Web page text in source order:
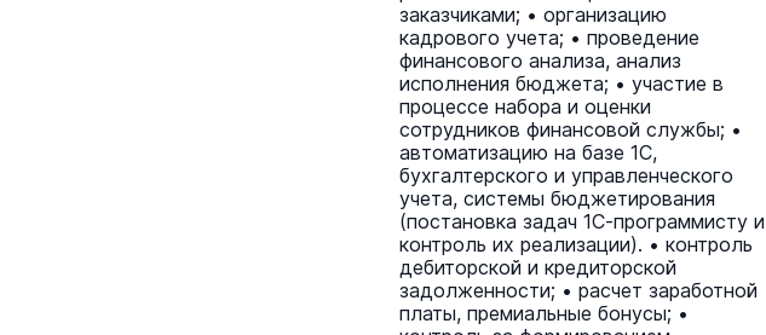
заказчиками; • организацию
кадрового учета; • проведение
финансового анализа, анализ
исполнения бюджета; • участие в
процессе набора и оценки
сотрудников финансовой службы; •
автоматизацию на базе 1С,
бухгалтерского и управленческого
учета, системы бюджетирования
(постановка задач 1С-программисту и
контроль их реализации). • контроль
дебиторской и кредиторской
задолженности; • расчет заработной
платы, премиальные бонусы; •